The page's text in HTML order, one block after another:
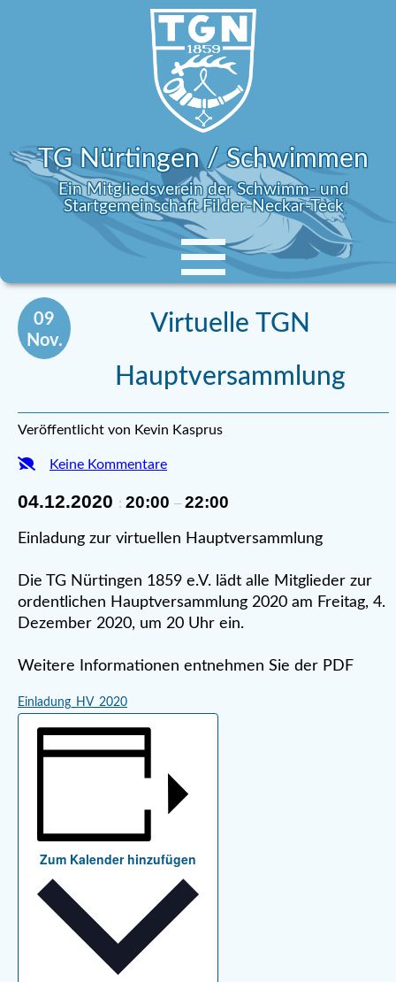
TG Nürtingen / Schwimmen
Ein Mitgliedsverein der Schwimm- und
Startgemeinschaft Filder-Neckar-Teck
09
Nov.
Virtuelle TGN
Hauptversammlung
Veröffentlicht von Kevin Kasprus
Keine Kommentare
04.12.2020 : 20:00 – 22:00
Einladung zur virtuellen Hauptversammlung
Die TG Nürtingen 1859 e.V. lädt alle Mitglieder zur
ordentlichen Hauptversammlung 2020 am Freitag, 4.
Dezember 2020, um 20 Uhr ein.
Weitere Informationen entnehmen Sie der PDF
Einladung_HV_2020
Zum Kalender hinzufügen